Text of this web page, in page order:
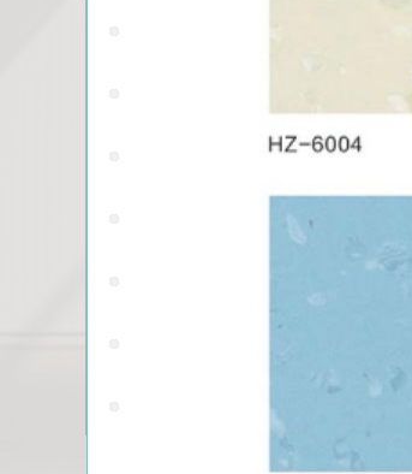
鄂尔多斯洁净门窗系列